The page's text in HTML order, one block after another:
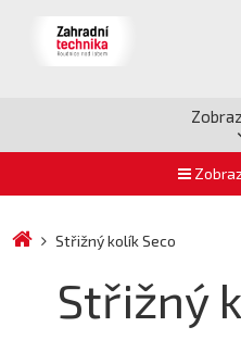
Střižný kolík Seco
Střižný